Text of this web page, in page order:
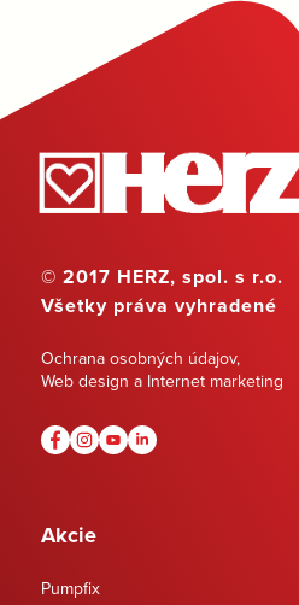
© 2017 HERZ, spol. s r.o.
Všetky práva vyhradené
Ochrana osobných údajov,
Web design a Internet marketing
Akcie
Pumpfix